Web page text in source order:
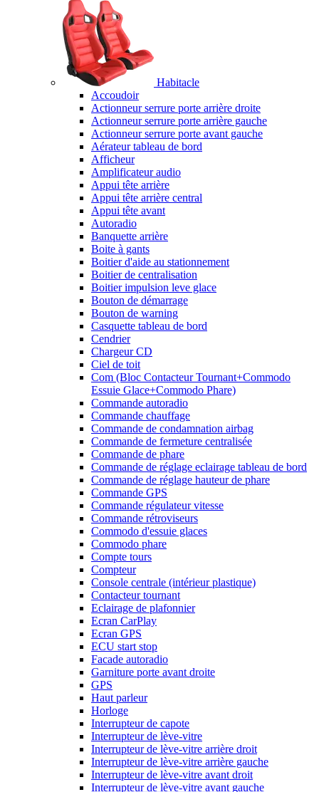
Habitacle
Accoudoir
Actionneur serrure porte arrière droite
Actionneur serrure porte arrière gauche
Actionneur serrure porte avant gauche
Aérateur tableau de bord
Afficheur
Amplificateur audio
Appui tête arrière
Appui tête arrière central
Appui tête avant
Autoradio
Banquette arrière
Boite à gants
Boitier d'aide au stationnement
Boitier de centralisation
Boitier impulsion leve glace
Bouton de démarrage
Bouton de warning
Casquette tableau de bord
Cendrier
Chargeur CD
Ciel de toit
Com (Bloc Contacteur Tournant+Commodo
Essuie Glace+Commodo Phare)
Commande autoradio
Commande chauffage
Commande de condamnation airbag
Commande de fermeture centralisée
Commande de phare
Commande de réglage eclairage tableau de bord
Commande de réglage hauteur de phare
Commande GPS
Commande régulateur vitesse
Commande rétroviseurs
Commodo d'essuie glaces
Commodo phare
Compte tours
Compteur
Console centrale (intérieur plastique)
Contacteur tournant
Eclairage de plafonnier
Ecran CarPlay
Ecran GPS
ECU start stop
Facade autoradio
Garniture porte avant droite
GPS
Haut parleur
Horloge
Interrupteur de capote
Interrupteur de lève-vitre
Interrupteur de lève-vitre arrière droit
Interrupteur de lève-vitre arrière gauche
Interrupteur de lève-vitre avant droit
Interrupteur de lève-vitre avant gauche